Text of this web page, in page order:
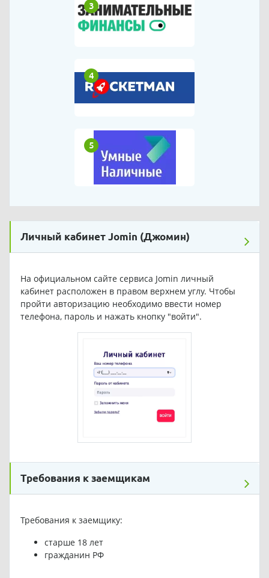
3
4
5
Личный кабинет Jomin (Джомин)
На официальном сайте сервиса Jomin личный
кабинет расположен в правом верхнем углу. Чтобы
пройти авторизацию необходимо ввести номер
телефона, пароль и нажать кнопку "войти".
Требования к заемщикам
Требования к заемщику:
старше 18 лет
гражданин РФ